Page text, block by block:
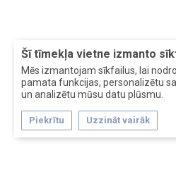
Šī tīmekļa vietne izmanto
Mēs izmantojam sīkfailus, lai
pamata funkcijas, personalizētu
un analizētu mūsu datu plūsmu.
Piekrītu Uzzināt vairāk